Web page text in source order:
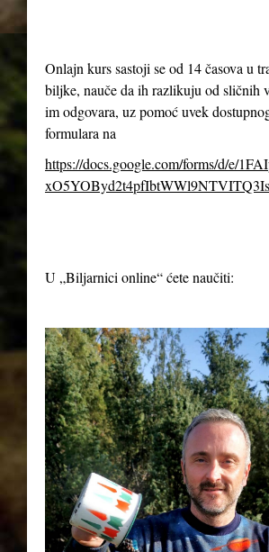
Onlajn kurs sastoji se od 14 časova u
biljke, nauče da ih razlikuju od sličnih
im odgovara, uz pomoć uvek
formulara na
https://docs.google.com/forms/d/e/
U „Biljarnici online“ ćete naučiti: